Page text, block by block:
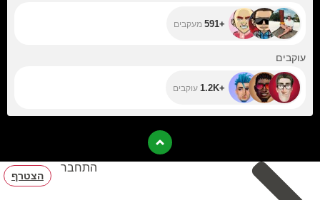
+591 מעקבים
עוקבים
+1.2K עוקבים
התחבר
הצטרף